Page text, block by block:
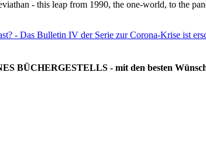
- this leap from 1990, the one-world, to the
- Das Bulletin IV der Serie zur Corona-Krise ist
BÜCHERGESTELLS - mit den besten